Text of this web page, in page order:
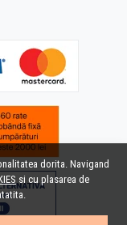
dorita. Navigand
si cu plasarea de